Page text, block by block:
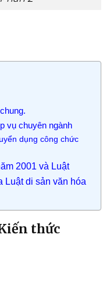
vụ chuyên ngành
dụng công chức
2001 và Luật
Luật di sản văn hóa
thức